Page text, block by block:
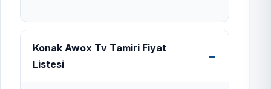
Konak Awox Tv Tamiri Fiyat
Listesi